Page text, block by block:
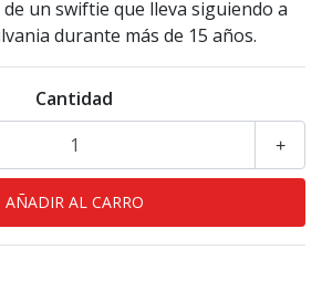
un swiftie que lleva siguiendo a
durante más de 15 años.
Cantidad
+